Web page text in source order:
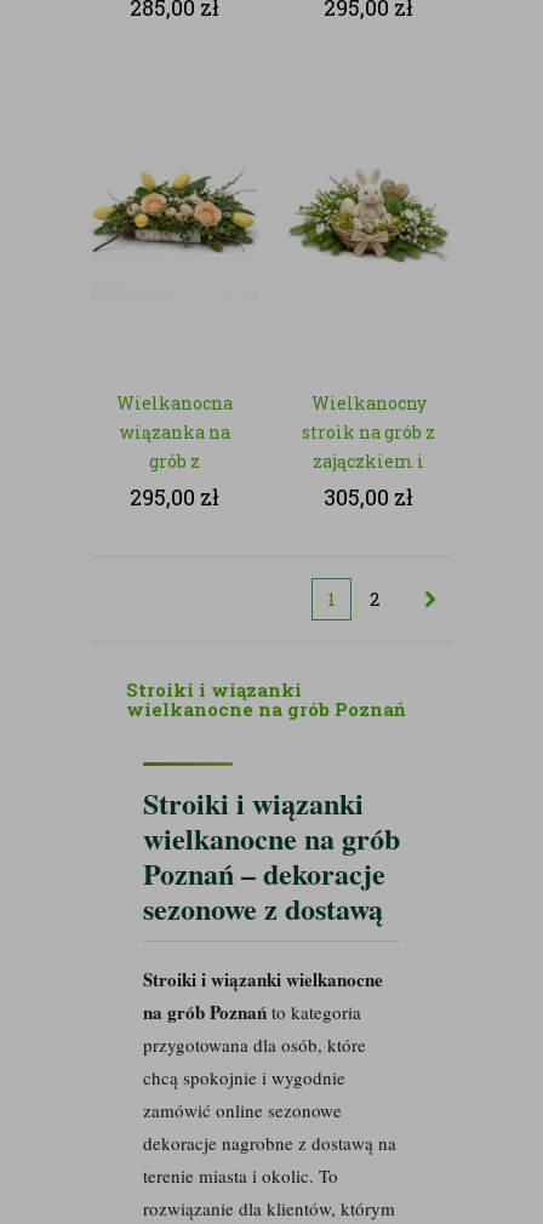
285,00 zł 295,00 zł
Wielkanocna
wiązanka na
grób z
tulipanami i
295,00 zł
Wielkanocny
stroik na grób z
zajączkiem i
jajeczkami – z
305,00 zł
1 2
Stroiki i wiązanki
wielkanocne na grób Poznań
Stroiki i wiązanki
wielkanocne na grób
Poznań – dekoracje
sezonowe z dostawą
Stroiki i wiązanki wielkanocne
na grób Poznań to kategoria
przygotowana dla osób, które
chcą spokojnie i wygodnie
zamówić online sezonowe
dekoracje nagrobne z dostawą na
terenie miasta i okolic. To
rozwiązanie dla klientów, którym